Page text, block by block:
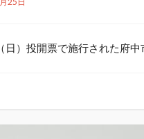
日）投開票で施行された府中